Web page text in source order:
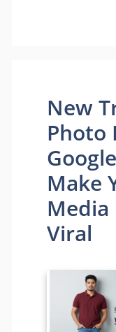
New
Photo
Make
Media
Viral